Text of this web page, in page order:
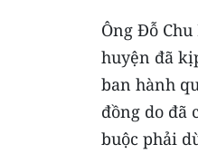
Ông Ðỗ
huyện đã
ban hành
đồng do đã
buộc phải